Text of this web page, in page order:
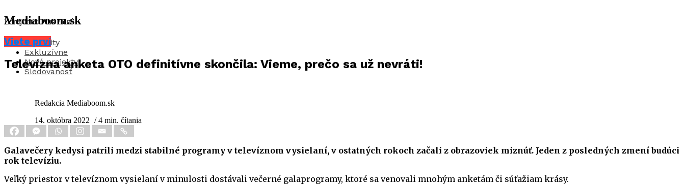
Mediaboom.sk
Aktuality
Exkluzívne
Nové projekty
Sledovanosť
Zdroj foto: Plus 7 dní
Viete prví
Televízna anketa OTO definitívne skončila: Vieme, prečo sa už nevráti!
Redakcia Mediaboom.sk
14. októbra 2022 / 4 min. čítania
Galavečery kedysi patrili medzi stabilné programy v televíznom vysielaní, v ostatných rokoch začali z obrazoviek miznúť. Jeden z posledných zmení budúci
rok televíziu.
Veľký priestor v televíznom vysielaní v minulosti dostávali večerné galaprogramy, ktoré sa venovali mnohým anketám či súťažiam krásy.